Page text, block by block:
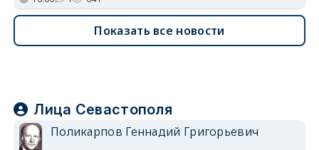
Показать все новости
Лица Севастополя
Поликарпов Геннадий Григорьевич